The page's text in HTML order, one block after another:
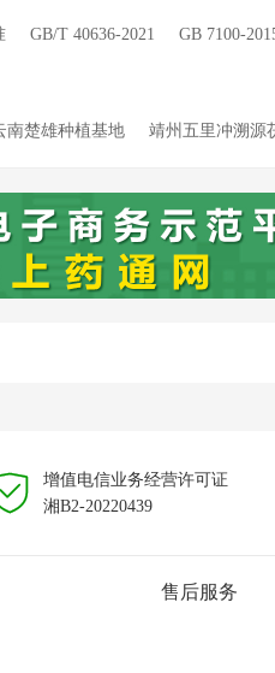
GB/T 40636-2021 GB 7100-
南楚雄种植基地
靖州五里冲溯源
增值电信业务经营许可证
湘B2-20220439
售后服务